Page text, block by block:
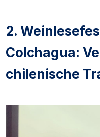
2.
Colchagua:
chilenische